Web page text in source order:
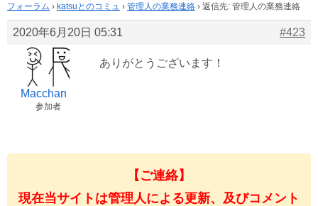
フォーラム › katsuとのコミュ › 管理人の業務連絡 › 返信先: 管理人の業務連絡
2020年6月20日 05:31 #423
Macchan
参加者
ありがとうございます！
【ご連絡】
現在当サイトは管理人による更新、及びコメント